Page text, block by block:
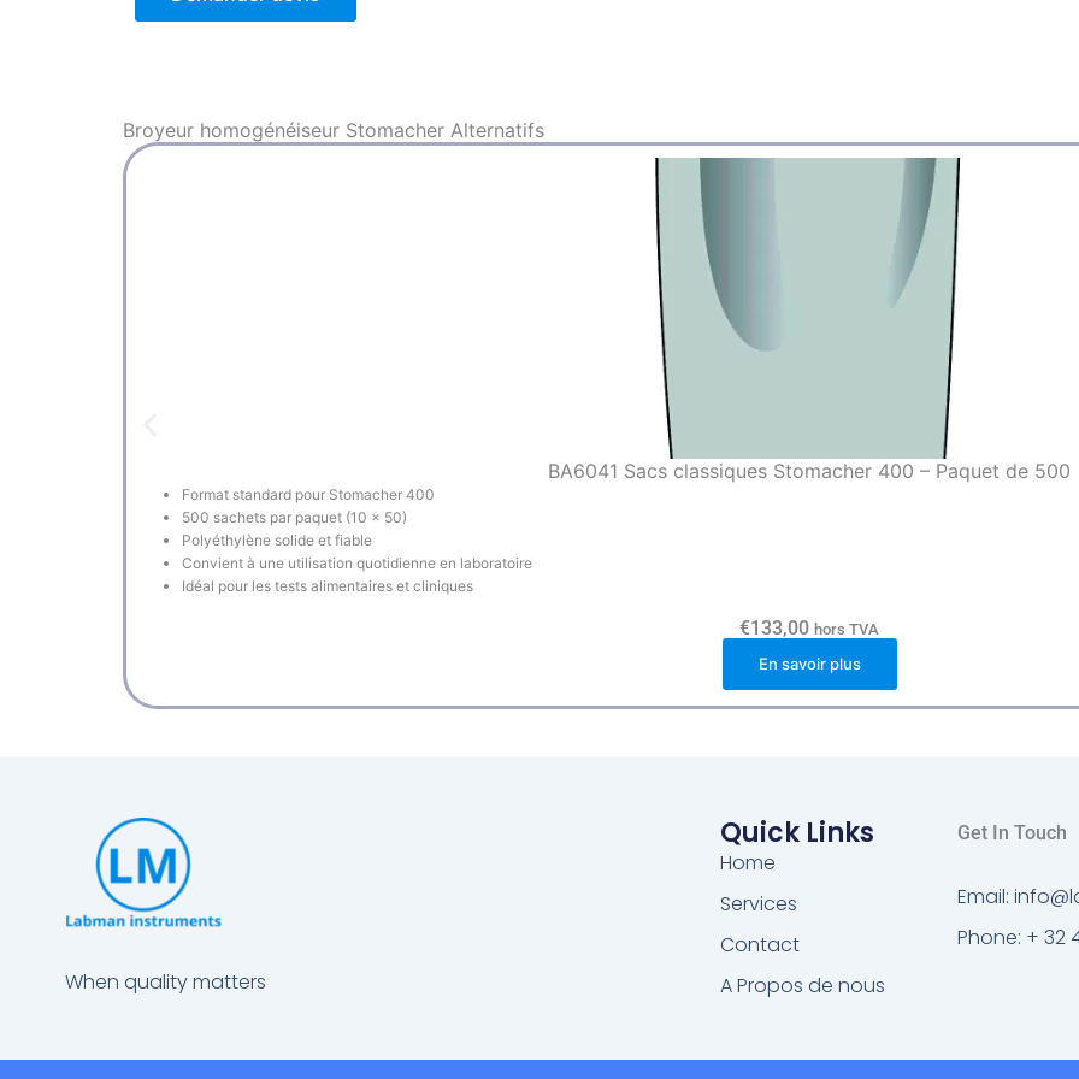
Broyeur homogénéiseur Stomacher Alternatifs
BA6041 Sacs classiques Stomacher 400 – Paquet de 500
Format standard pour Stomacher 400
500 sachets par paquet (10 x 50)
Polyéthylène solide et fiable
Convient à une utilisation quotidienne en laboratoire
Idéal pour les tests alimentaires et cliniques
€133,00 hors TVA
En savoir plus
When quality matters
Quick Links
Home
Services
Contact
A Propos de nous
Get In Touch
Email:
Phone: + 32